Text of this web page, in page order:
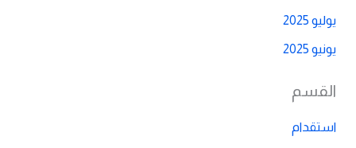
يوليو 2025
يونيو 2025
القسم
استقدام